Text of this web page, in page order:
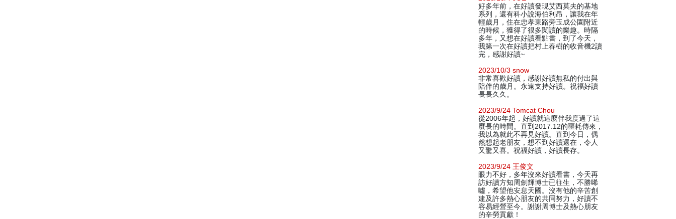
好多年前，在好讀發現艾西莫夫的基地
系列，還有科小說海伯利昂，讓我在年
輕歲月，住在忠孝東路旁玉成公園附近
的時候，獲得了很多閱讀的樂趣。時隔
多年，又想在好讀看點書，到了今天，
我第一次在好讀把村上春樹的收音機2讀
完，感謝好讀~
2023/10/3 snow
非常喜歡好讀，感謝好讀無私的付出與
陪伴的歲月。永遠支持好讀。祝福好讀
長長久久。
2023/9/24 Tomcat Chou
從2006年起，好讀就這麼伴我度過了這
麼長的時間。直到2017.12的噩耗傳來，
我以為就此不再見好讀。直到今日，偶
然想起老朋友，想不到好讀還在，令人
又驚又喜。祝福好讀，好讀長存。
2023/9/24 王俊文
眼力不好，多年沒來好讀看書，今天再
訪好讀方知周劍輝博士已往生，不勝唏
噓，希望他安息天國。沒有他的辛苦創
建及許多熱心朋友的共同努力，好讀不
容易經營至今。謝謝周博士及熱心朋友
的辛勞貢獻！